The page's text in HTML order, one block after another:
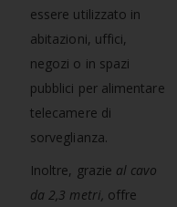
essere utilizzato in
abitazioni, uffici,
negozi o in spazi
pubblici per alimentare
telecamere di
sorveglianza.
Inoltre, grazie al cavo
da 2,3 metri, offre